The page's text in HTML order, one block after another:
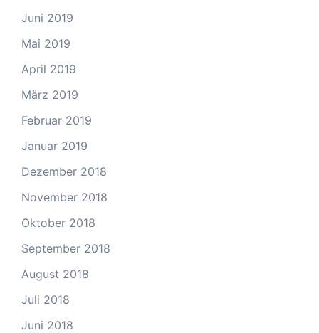
Juni 2019
Mai 2019
April 2019
März 2019
Februar 2019
Januar 2019
Dezember 2018
November 2018
Oktober 2018
September 2018
August 2018
Juli 2018
Juni 2018